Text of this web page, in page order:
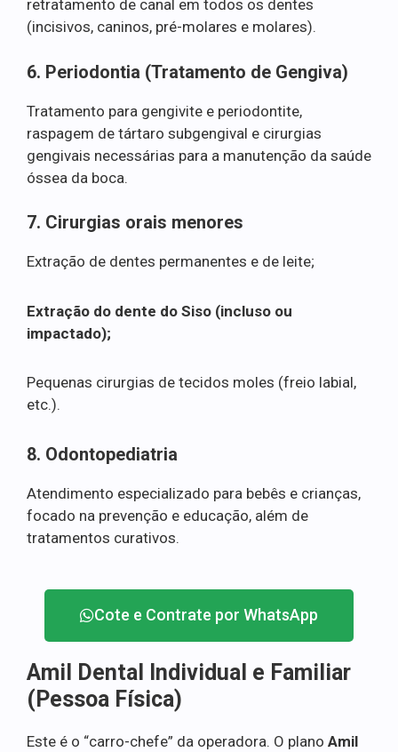
retratamento de canal em todos os dentes
(incisivos, caninos, pré-molares e molares).
6. Periodontia (Tratamento de Gengiva)
Tratamento para gengivite e periodontite,
raspagem de tártaro subgengival e cirurgias
gengivais necessárias para a manutenção da saúde
óssea da boca.
7. Cirurgias orais menores
Extração de dentes permanentes e de leite;
Extração do dente do Siso (incluso ou
impactado);
Pequenas cirurgias de tecidos moles (freio labial,
etc.).
8. Odontopediatria
Atendimento especializado para bebês e crianças,
focado na prevenção e educação, além de
tratamentos curativos.
Cote e Contrate por WhatsApp
Amil Dental Individual e Familiar
(Pessoa Física)
Este é o “carro-chefe” da operadora. O plano Amil